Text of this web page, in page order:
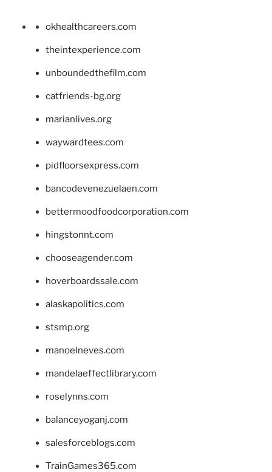
okhealthcareers.com
theintexperience.com
unboundedthefilm.com
catfriends-bg.org
marianlives.org
waywardtees.com
pidfloorsexpress.com
bancodevenezuelaen.com
bettermoodfoodcorporation.com
hingstonnt.com
chooseagender.com
hoverboardssale.com
alaskapolitics.com
stsmp.org
manoelneves.com
mandelaeffectlibrary.com
roselynns.com
balanceyoganj.com
salesforceblogs.com
TrainGames365.com